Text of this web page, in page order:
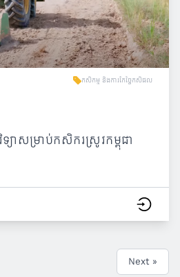
កសិកម្ម និងការកែច្នៃកសិផល
ទ្យាសម្រាប់កសិករស្រូវកម្ពុជា
Next »